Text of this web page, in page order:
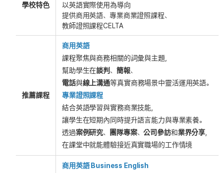
學校特色
以英語實際使用為導向
提供商用英語、專業商業證照課程、
教師證照課程CELTA
推薦課程
商用英語
課程聚焦與商務相關的詞彙與主題，
幫助學生在談判 、 簡報、
電話與線上溝通等真實商務場景中靈活運用英語。
專業證照課程
結合英語學習與實務商業技能，
讓學生在短期內同時提升語言能力與專業素養。
透過案例研究、 團隊專案、公司參訪和業界分享
在課堂中就能體驗接近真實職場的工作情境
商用英語 Business English